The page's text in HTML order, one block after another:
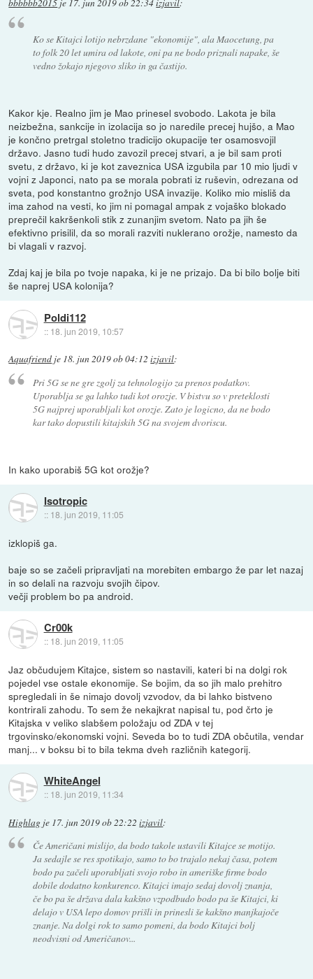
bbbbbb2015 je 17. jun 2019 ob 22:34izjavil:
Ko se Kitajci lotijo nebrzdane "ekonomije", ala Maocetung, pa
to folk 20 let umira od lakote, oni pa ne bodo priznali napake, še
vedno žokajo njegovo sliko in ga častijo.
Kakor kje. Realno jim je Mao prinesel svobodo. Lakota je bila
neizbežna, sankcije in izolacija so jo naredile precej hujšo, a Mao
je končno pretrgal stoletno tradicijo okupacije ter osamosvojil
državo. Jasno tudi hudo zavozil precej stvari, a je bil sam proti
svetu, z državo, ki je kot zaveznica USA izgubila par 10 mio ljudi v
vojni z Japonci, nato pa se morala pobrati iz ruševin, odrezana od
sveta, pod konstantno grožnjo USA invazije. Koliko mio misliš da
ima zahod na vesti, ko jim ni pomagal ampak z vojaško blokado
preprečil kakršenkoli stik z zunanjim svetom. Nato pa jih še
efektivno prisilil, da so morali razviti nuklerano orožje, namesto da
bi vlagali v razvoj.
Zdaj kaj je bila po tvoje napaka, ki je ne prizajo. Da bi bilo bolje biti
še naprej USA kolonija?
Poldi112
:: 18. jun 2019, 10:57
Aquafriend je 18. jun 2019 ob 04:12 izjavil:
Pri 5G se ne gre zgolj za tehnologijo za prenos podatkov.
Uporablja se ga lahko tudi kot orozje. V bistvu so v preteklosti
5G najprej uporabljali kot orozje. Zato je logicno, da ne bodo
kar tako dopustili kitajskih 5G na svojem dvoriscu.
In kako uporabiš 5G kot orožje?
Isotropic
:: 18. jun 2019, 11:05
izklopiš ga.
baje so se začeli pripravljati na morebiten embargo že par let nazaj
in so delali na razvoju svojih čipov.
večji problem bo pa android.
Cr00k
:: 18. jun 2019, 11:05
Jaz občudujem Kitajce, sistem so nastavili, kateri bi na dolgi rok
pojedel vse ostale ekonomije. Se bojim, da so jih malo prehitro
spregledali in še nimajo dovolj vzvodov, da bi lahko bistveno
kontrirali zahodu. To sem že nekajkrat napisal tu, pod črto je
Kitajska v veliko slabšem položaju od ZDA v tej
trgovinsko/ekonomski vojni. Seveda bo to tudi ZDA občutila, vendar
manj... v boksu bi to bila tekma dveh različnih kategorij.
WhiteAngel
:: 18. jun 2019, 11:34
Highlag je 17. jun 2019 ob 22:22 izjavil:
Če Američani mislijo, da bodo takole ustavili Kitajce se motijo.
Ja sedajle se res spotikajo, samo to bo trajalo nekaj časa, potem
bodo pa začeli uporabljati svojo robo in ameriške firme bodo
dobile dodatno konkurenco. Kitajci imajo sedaj dovolj znanja,
če bo pa še država dala kakšno vzpodbudo bodo pa še Kitajci, ki
delajo v USA lepo domov prišli in prinesli še kakšno manjkajoče
znanje. Na dolgi rok to samo pomeni, da bodo Kitajci bolj
neodvisni od Američanov...